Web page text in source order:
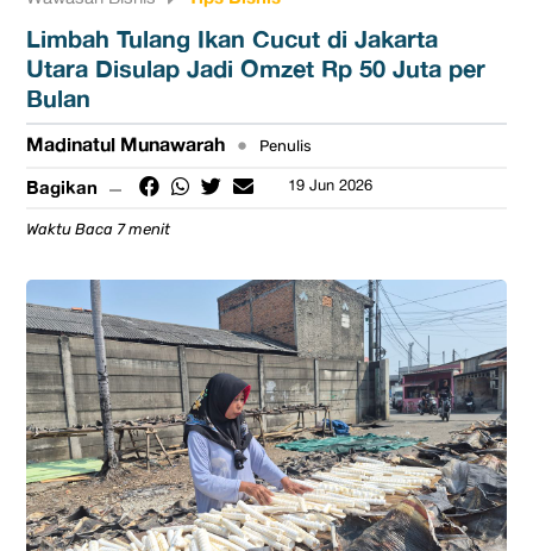
Limbah Tulang Ikan Cucut di Jakarta
Utara Disulap Jadi Omzet Rp 50 Juta per
Bulan
Madinatul Munawarah • Penulis
Bagikan 19 Jun 2026
Waktu Baca 7 menit